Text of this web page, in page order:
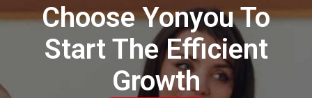
Choose Yonyou To
Start The Efficient
Growth